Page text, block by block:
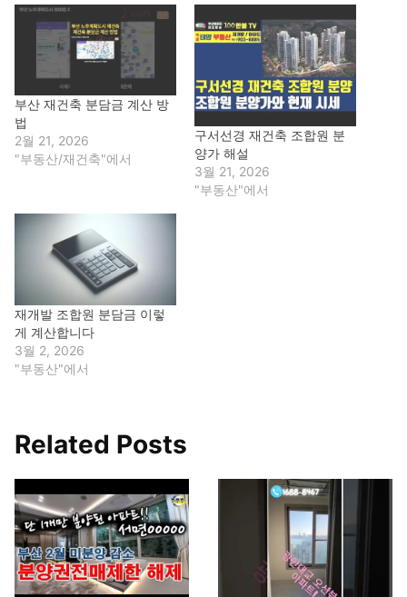
부산 재건축 분담금 계산 방
법
2월 21, 2026
"부동산/재건축"에서
구서선경 재건축 조합원 분
양가 해설
3월 21, 2026
"부동산"에서
재개발 조합원 분담금 이렇
게 계산합니다
3월 2, 2026
"부동산"에서
Related Posts